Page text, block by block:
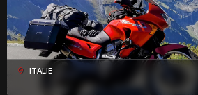
ITALIE